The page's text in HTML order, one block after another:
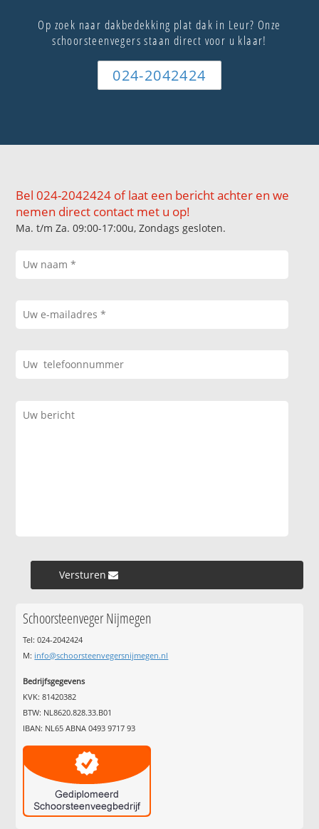
Op zoek naar dakbedekking plat dak in Leur? Onze
schoorsteenvegers staan direct voor u klaar!
024-2042424
Bel 024-2042424 of laat een bericht achter en we
nemen direct contact met u op!
Ma. t/m Za. 09:00-17:00u, Zondags gesloten.
Versturen »
Schoorsteenveger Nijmegen
Tel: 024-2042424
M: info@schoorsteenvegersnijmegen.nl
Bedrijfsgegevens
KVK: 81420382
BTW: NL8620.828.33.B01
IBAN: NL65 ABNA 0493 9717 93